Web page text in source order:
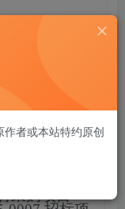
，可保存购买订单
者或本站特约原创